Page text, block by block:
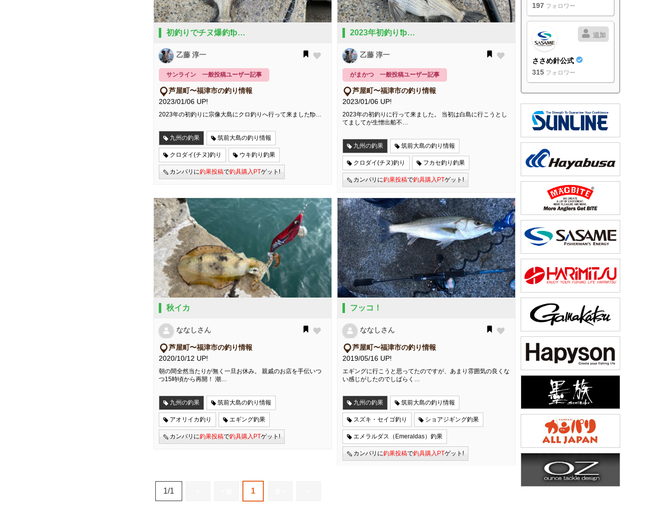
初釣りでチヌ爆釣❗þ…
乙藤 淳一
サンライン 一般投稿ユーザー記事
芦屋町〜福津市の釣り情報
2023/01/06 UP!
2023年の初釣りに宗像大島にクロ釣りへ行って来ました❗þ…
九州の釣果 筑前大島の釣り情報
クロダイ(チヌ)釣り ウキ釣り釣果
カンパリに釣果投稿で釣具購入PTゲット!
2023年初釣り❗þ…
乙藤 淳一
がまかつ 一般投稿ユーザー記事
芦屋町〜福津市の釣り情報
2023/01/06 UP!
2023年の初釣りに行って来ました。 当初は白島に行こうとし
てましてが生憎出船不…
九州の釣果 筑前大島の釣り情報
クロダイ(チヌ)釣り フカセ釣り釣果
カンパリに釣果投稿で釣具購入PTゲット!
秋イカ
ななしさん
芦屋町〜福津市の釣り情報
2020/10/12 UP!
朝の間全然当たりが無く一旦お休み。 親戚のお店を手伝いつ
つ15時頃から再開！ 潮…
九州の釣果 筑前大島の釣り情報
アオリイカ釣り エギング釣果
カンパリに釣果投稿で釣具購入PTゲット!
フッコ！
ななしさん
芦屋町〜福津市の釣り情報
2019/05/16 UP!
エギングに行こうと思ってたのですが、あまり雰囲気の良くな
い感じがしたのでしばらく…
九州の釣果 筑前大島の釣り情報
スズキ・セイゴ釣り ショアジギング釣果
エメラルダス（Emeraldas）釣果
カンパリに釣果投稿で釣具購入PTゲット!
1/1 1
197 フォロワー
追加
ささめ針公式
315 フォロワー